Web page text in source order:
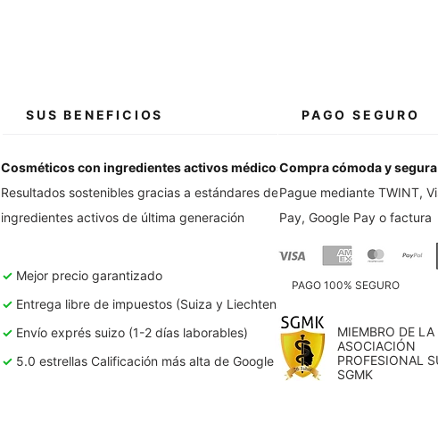
SUS BENEFICIOS
Cosméticos con ingredientes activos médicos
Resultados sostenibles gracias a estándares de
ingredientes activos de última generación
✓ Mejor precio garantizado
✓ Entrega libre de impuestos (Suiza y Liechtenstein)
✓ Envío exprés suizo (1-2 días laborables)
✓ 5.0 estrellas Calificación más alta de Google
PAGO 100% SEGURO
MIEMBRO DE LA
ASOCIACIÓN
PROFESIONAL
SGMK
PAGO SEGURO
Compra cómoda y segura
Pague mediante TWINT,
Pay, Google Pay o factura